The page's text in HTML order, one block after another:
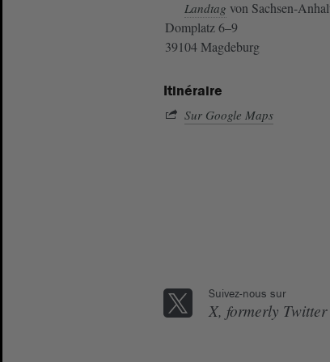
Landtag von Sachsen-
Domplatz 6–9
39104 Magdeburg
Itinéraire
Sur Google Maps
Suivez-nous sur
X, formerly Twitter